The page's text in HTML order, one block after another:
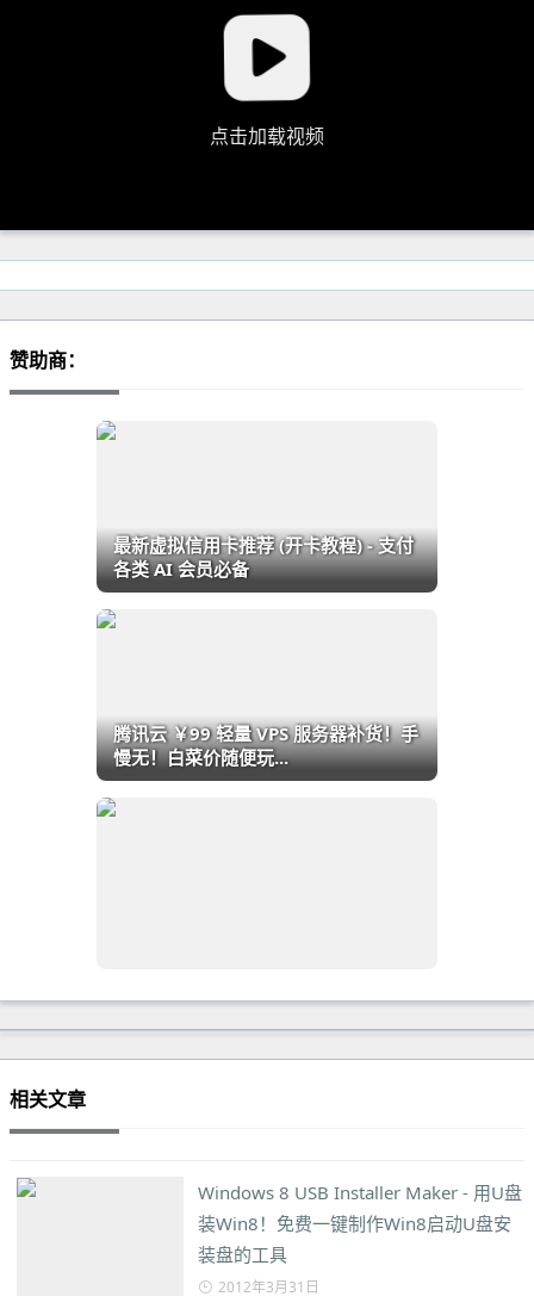
点击加载视频
赞助商：
最新虚拟信用卡推荐 (开卡教程) - 支付
各类 AI 会员必备
腾讯云 ￥99 轻量 VPS 服务器补货！手
慢无！白菜价随便玩...
相关文章
Windows 8 USB Installer Maker - 用U盘
装Win8！免费一键制作Win8启动U盘安
装盘的工具
2012年3月31日